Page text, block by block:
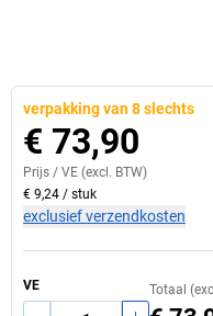
verpakking van 8 slechts
€ 73,90
Prijs / VE (excl. BTW)
€ 9,24 / stuk
exclusief verzendkosten
VE Totaal